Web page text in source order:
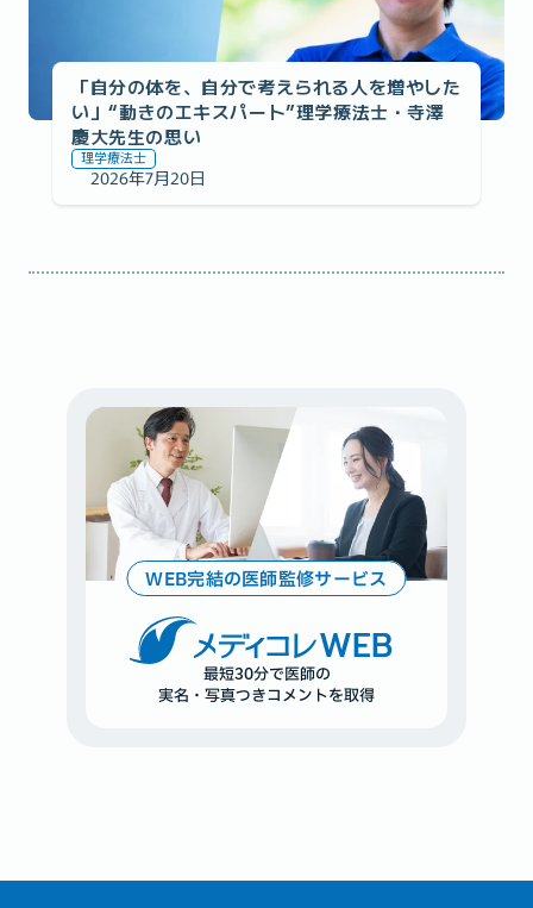
「自分の体を、自分で考えられる人を増やした
い」“動きのエキスパート”理学療法士・寺澤
慶大先生の思い
理学療法士
2026年7月20日
WEB完結の医師監修サービス
WEB
最短30分で医師の
実名・写真つきコメントを取得